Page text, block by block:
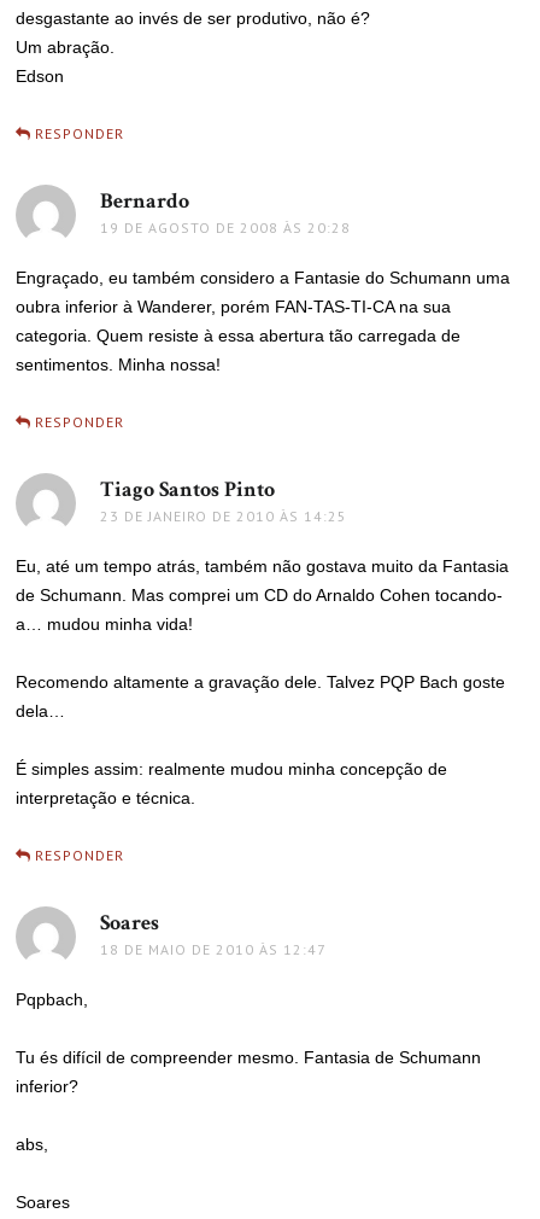
desgastante ao invés de ser produtivo, não é?
Um abração.
Edson
RESPONDER
Bernardo
19 DE AGOSTO DE 2008 ÀS 20:28
Engraçado, eu também considero a Fantasie do Schumann uma
oubra inferior à Wanderer, porém FAN-TAS-TI-CA na sua
categoria. Quem resiste à essa abertura tão carregada de
sentimentos. Minha nossa!
RESPONDER
Tiago Santos Pinto
23 DE JANEIRO DE 2010 ÀS 14:25
Eu, até um tempo atrás, também não gostava muito da Fantasia
de Schumann. Mas comprei um CD do Arnaldo Cohen tocando-
a… mudou minha vida!
Recomendo altamente a gravação dele. Talvez PQP Bach goste
dela…
É simples assim: realmente mudou minha concepção de
interpretação e técnica.
RESPONDER
Soares
18 DE MAIO DE 2010 ÀS 12:47
Pqpbach,
Tu és difícil de compreender mesmo. Fantasia de Schumann
inferior?
abs,
Soares